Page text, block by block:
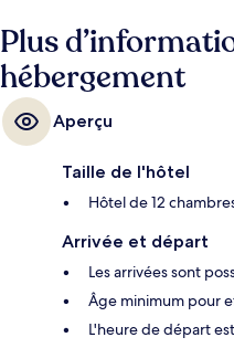
Plus
hébergement
Aperçu
Taille de l'hôtel
Hôtel de 12
Arrivée et départ
Les arrivées sont
Âge minimum pour
L'heure de départ